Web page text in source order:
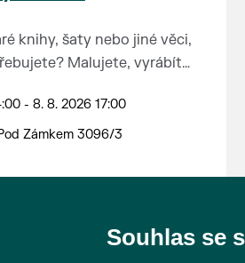
knihy, šaty nebo jiné věci,
Malujete, vyrábíte
staré sbírky, která
půdě? Překáží vám ve
našli poklady za pár
tradičně o příchod 30
- 8. 8. 2026 17:00
Zámkem 3096/3
Souhlas se